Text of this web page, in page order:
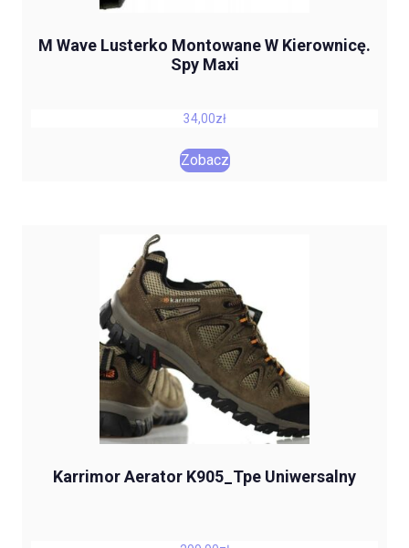
M Wave Lusterko Montowane W Kierownicę.
Spy Maxi
34,00zł
Zobacz
Karrimor Aerator K905_Tpe Uniwersalny